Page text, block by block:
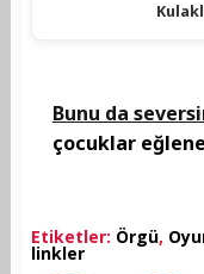
Bunu da
çocuklar
Etiketler: Örgü,
linkler